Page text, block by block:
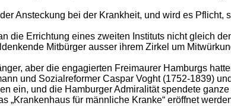
Ansteckung bei der Krankheit, und wird es
die Errichtung eines zweiten Instituts nicht gleich
Mitbürger ausser ihrem Zirkel um
aber die engagierten Freimaurer Hamburgs
und Sozialreformer Caspar Voght (1752-1839)
ein, und die Hamburger Admiralität spendete
„Krankenhaus für männliche Kranke“ eröffnet